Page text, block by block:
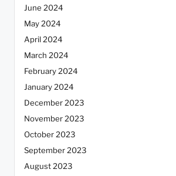
June 2024
May 2024
April 2024
March 2024
February 2024
January 2024
December 2023
November 2023
October 2023
September 2023
August 2023